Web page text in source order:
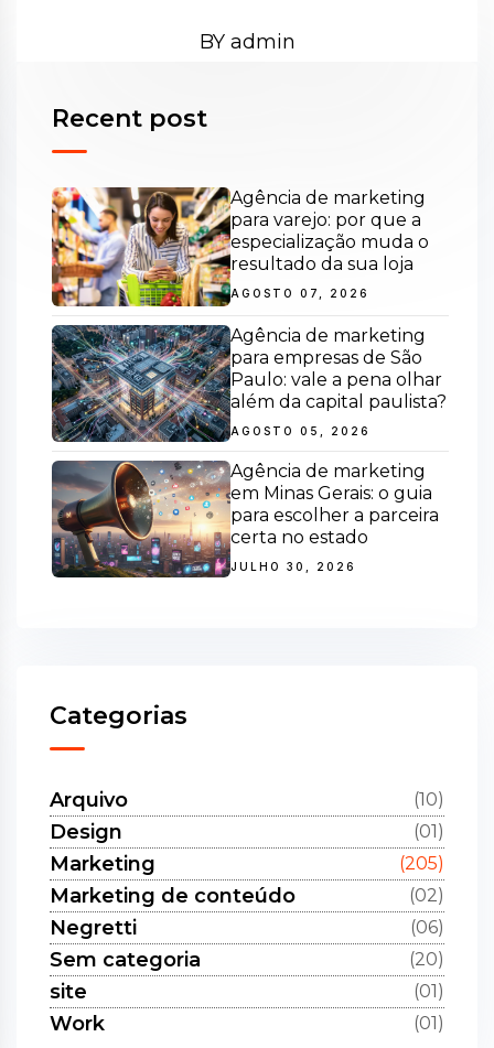
BY admin
Recent post
Agência de marketing
para varejo: por que a
especialização muda o
resultado da sua loja
AGOSTO 07, 2026
Agência de marketing
para empresas de São
Paulo: vale a pena olhar
além da capital paulista?
AGOSTO 05, 2026
Agência de marketing
em Minas Gerais: o guia
para escolher a parceira
certa no estado
JULHO 30, 2026
Categorias
Arquivo (10)
Design (01)
Marketing (205)
Marketing de conteúdo (02)
Negretti (06)
Sem categoria (20)
site (01)
Work (01)